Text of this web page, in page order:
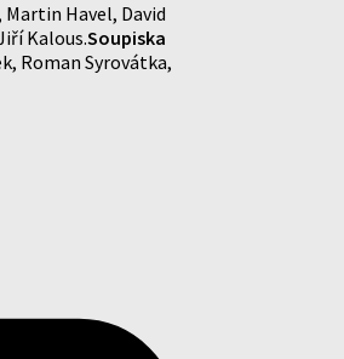
Havel, David
Kalous.Soupiska
Roman Syrovátka,